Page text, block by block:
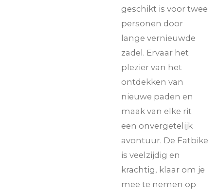
geschikt is voor twee
personen door
lange vernieuwde
zadel. Ervaar het
plezier van het
ontdekken van
nieuwe paden en
maak van elke rit
een onvergetelijk
avontuur. De Fatbike
is veelzijdig en
krachtig, klaar om je
mee te nemen op